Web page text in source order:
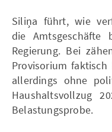
Siliņa führt, wie
die
Regierung. Bei
Provisorium
allerdings ohne
Haushaltsvollzug
Belastungsprobe.